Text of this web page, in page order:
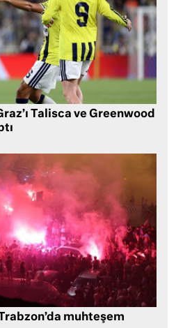
Talisca ve Greenwood
muhteşem